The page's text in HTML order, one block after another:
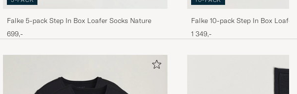
Falke 5-pack Step In Box Loafer Socks Nature
699,-
Falke 10-pack Step In Box Loafer
1 349,-